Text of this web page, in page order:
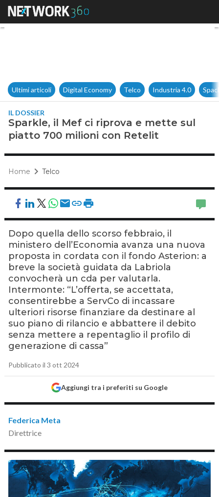
Sparkle, il Mef ci riprova e
Ultimi articoli Digital Economy Telco Industria 4.0
IL DOSSIER
Sparkle, il Mef ci riprova e mette sul
piatto 700 milioni con Retelit
Home Telco
Dopo quella dello scorso febbraio, il
ministero dell’Economia avanza una nuova
proposta in cordata con il fondo Asterion: a
breve la società guidata da Labriola
convocherà un cda per valutarla.
Intermonte: “L’offerta, se accettata,
consentirebbe a ServCo di incassare
ulteriori risorse finanziare da destinare al
suo piano di rilancio e abbattere il debito
senza mettere a repentaglio il profilo di
generazione di cassa”
Pubblicato il 3 ott 2024
Aggiungi tra i preferiti su Google
Federica Meta
Direttrice